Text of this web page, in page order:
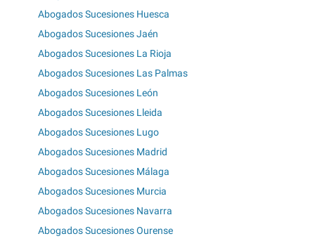
Abogados Sucesiones Huesca
Abogados Sucesiones Jaén
Abogados Sucesiones La Rioja
Abogados Sucesiones Las Palmas
Abogados Sucesiones León
Abogados Sucesiones Lleida
Abogados Sucesiones Lugo
Abogados Sucesiones Madrid
Abogados Sucesiones Málaga
Abogados Sucesiones Murcia
Abogados Sucesiones Navarra
Abogados Sucesiones Ourense